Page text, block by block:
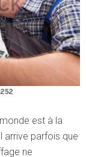
est à la
arrive parfois que
ne